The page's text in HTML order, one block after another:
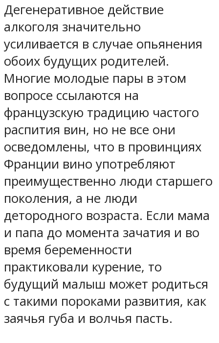
Дегенеративное действие
алкоголя значительно
усиливается в случае опьянения
обоих будущих родителей.
Многие молодые пары в этом
вопросе ссылаются на
французскую традицию частого
распития вин, но не все они
осведомлены, что в провинциях
Франции вино употребляют
преимущественно люди старшего
поколения, а не люди
детородного возраста. Если мама
и папа до момента зачатия и во
время беременности
практиковали курение, то
будущий малыш может родиться
с такими пороками развития, как
заячья губа и волчья пасть.